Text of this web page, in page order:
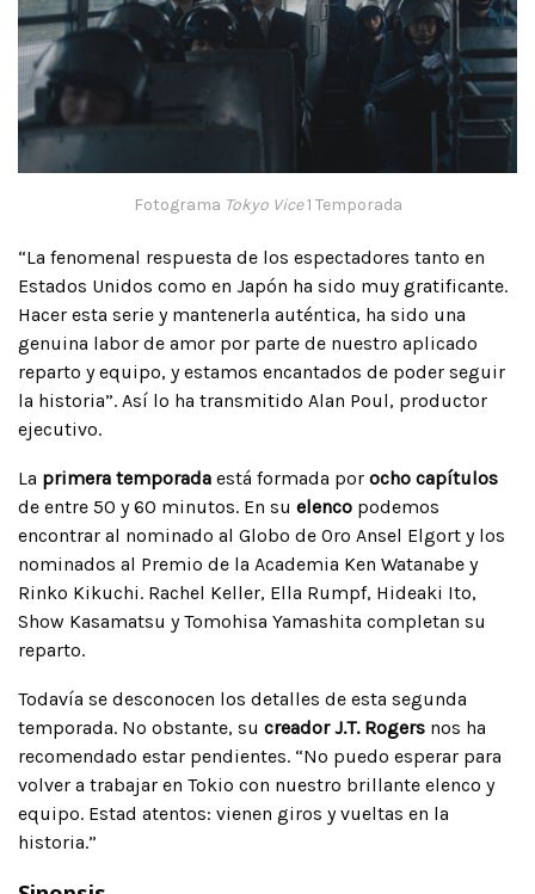
Fotograma Tokyo Vice1 Temporada
“La fenomenal respuesta de los espectadores tanto en
Estados Unidos como en Japón ha sido muy gratificante.
Hacer esta serie y mantenerla auténtica, ha sido una
genuina labor de amor por parte de nuestro aplicado
reparto y equipo, y estamos encantados de poder seguir
la historia”. Así lo ha transmitido Alan Poul, productor
ejecutivo.
La primera temporada está formada por ocho capítulos
de entre 50 y 60 minutos. En su elenco podemos
encontrar al nominado al Globo de Oro Ansel Elgort y los
nominados al Premio de la Academia Ken Watanabe y
Rinko Kikuchi. Rachel Keller, Ella Rumpf, Hideaki Ito,
Show Kasamatsu y Tomohisa Yamashita completan su
reparto.
Todavía se desconocen los detalles de esta segunda
temporada. No obstante, su creador J.T. Rogers nos ha
recomendado estar pendientes. “No puedo esperar para
volver a trabajar en Tokio con nuestro brillante elenco y
equipo. Estad atentos: vienen giros y vueltas en la
historia.”